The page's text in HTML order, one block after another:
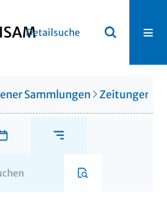
Detailsuche
Sammlungen Zeitungen